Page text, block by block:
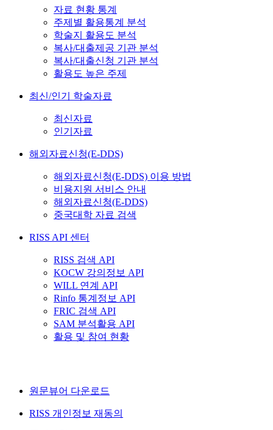
자료 현황 통계
주제별 활용통계 분석
학술지 활용도 분석
복사/대출제공 기관 분석
복사/대출신청 기관 분석
활용도 높은 주제
최신/인기 학술자료
최신자료
인기자료
해외자료신청(E-DDS)
해외자료신청(E-DDS) 이용 방법
비용지원 서비스 안내
해외자료신청(E-DDS)
중국대학 자료 검색
RISS API 센터
RISS 검색 API
KOCW 강의정보 API
WILL 연계 API
Rinfo 통계정보 API
FRIC 검색 API
SAM 분석활용 API
활용 및 참여 현황
원문뷰어 다운로드
RISS 개인정보 재동의